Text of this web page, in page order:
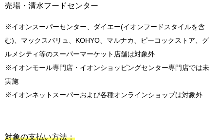
売場・清水フードセンター
※イオンスーパーセンター、ダイエー(イオンフードスタイルを含
む)、マックスバリュ、KOHYO、マルナカ、ピーコックストア、グ
ルメシティ等のスーパーマーケット店舗は対象外
※イオンモール専門店・イオンショッピングセンター専門店では未
実施
※イオンネットスーパーおよび各種オンラインショップは対象外
対象の支払い方法：